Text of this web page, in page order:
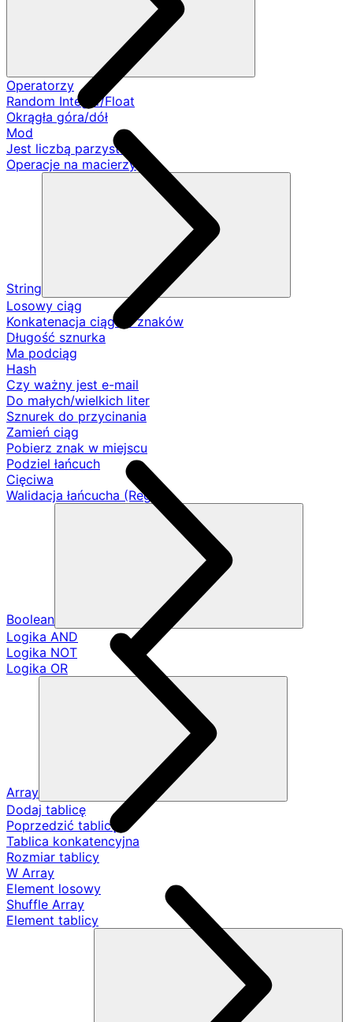
Operatorzy
Random Integer/Float
Okrągła góra/dół
Mod
Jest liczbą parzystą
Operacje na macierzy
String
Losowy ciąg
Konkatenacja ciągów znaków
Długość sznurka
Ma podciąg
Hash
Czy ważny jest e-mail
Do małych/wielkich liter
Sznurek do przycinania
Zamień ciąg
Pobierz znak w miejscu
Podziel łańcuch
Cięciwa
Walidacja łańcucha (Regex)
Boolean
Logika AND
Logika NOT
Logika OR
Array
Dodaj tablicę
Poprzedzić tablicę
Tablica konkatencyjna
Rozmiar tablicy
W Array
Element losowy
Shuffle Array
Element tablicy